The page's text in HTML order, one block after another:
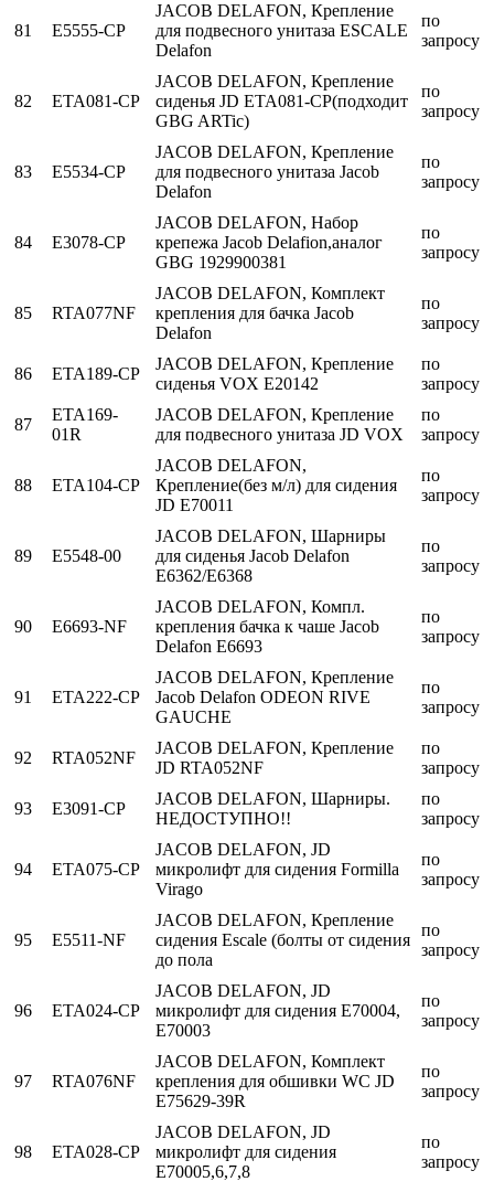
81 E5555-CP
JACOB DELAFON, Крепление
для подвесного унитаза ESCALE
Delafon
по
запросу
82 ETA081-CP
JACOB DELAFON, Крепление
сиденья JD ETA081-CP(подходит
GBG ARTic)
по
запросу
83 E5534-CP
JACOB DELAFON, Крепление
для подвесного унитаза Jacob
Delafon
по
запросу
84 E3078-CP
JACOB DELAFON, Набор
крепежа Jacob Delafion,аналог
GBG 1929900381
по
запросу
85 RTA077NF
JACOB DELAFON, Комплект
крепления для бачка Jacob
Delafon
по
запросу
86 ETA189-CP
JACOB DELAFON, Крепление
сиденья VOX E20142
по
запросу
87
ETA169-
01R
JACOB DELAFON, Крепление
для подвесного унитаза JD VOX
по
запросу
88 ETA104-CP
JACOB DELAFON,
Крепление(без м/л) для сидения
JD E70011
по
запросу
89 E5548-00
JACOB DELAFON, Шарниры
для сиденья Jacob Delafon
E6362/E6368
по
запросу
90 E6693-NF
JACOB DELAFON, Компл.
крепления бачка к чаше Jacob
Delafon E6693
по
запросу
91 ETA222-CP
JACOB DELAFON, Крепление
Jacob Delafon ODEON RIVE
GAUCHE
по
запросу
92 RTA052NF
JACOB DELAFON, Крепление
JD RTA052NF
по
запросу
93 E3091-CP
JACOB DELAFON, Шарниры.
НЕДОСТУПНО!!
по
запросу
94 ETA075-CP
JACOB DELAFON, JD
микролифт для сидения Formilla
Virago
по
запросу
95 E5511-NF
JACOB DELAFON, Крепление
сидения Escale (болты от сидения
до пола
по
запросу
96 ETA024-CP
JACOB DELAFON, JD
микролифт для сидения Е70004,
E70003
по
запросу
97 RTA076NF
JACOB DELAFON, Комплект
крепления для обшивки WC JD
E75629-39R
по
запросу
98 ETA028-CP
JACOB DELAFON, JD
микролифт для сидения
Е70005,6,7,8
по
запросу